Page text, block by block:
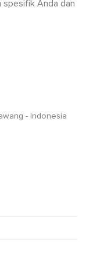
spesifik Anda dan
- Indonesia